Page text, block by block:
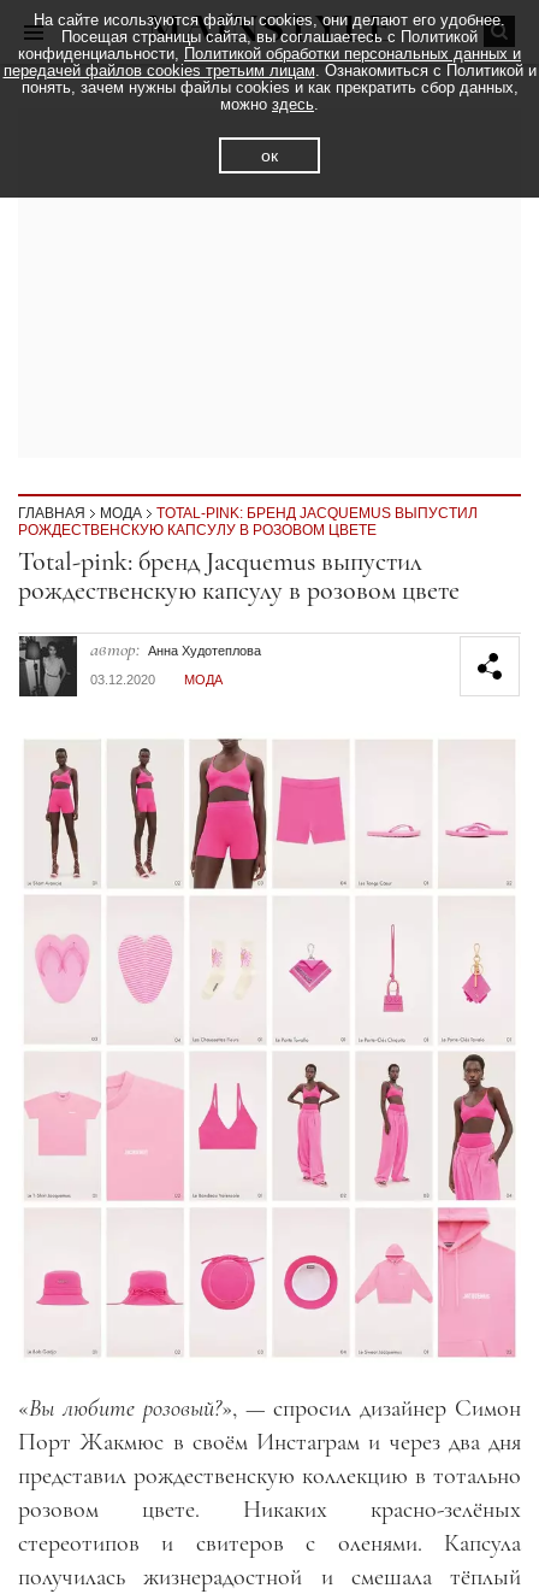
ГЛАВНАЯ МОДА
TOTAL-PINK: БРЕНД JACQUEMUS ВЫПУСТИЛ
РОЖДЕСТВЕНСКУЮ КАПСУЛУ В РОЗОВОМ ЦВЕТЕ
Секция статей
Total-pink: бренд Jacquemus выпустил
рождественскую капсулу в розовом цвете
автор: Анна Худотеплова
03.12.2020
МОДА
«Вы любите розовый?», — спросил дизайнер Симон
Порт Жакмюс в своём Инстаграм и через два дня
представил рождественскую коллекцию в тотально
розовом цвете. Никаких красно-зелёных
стереотипов и свитеров с оленями. Капсула
получилась жизнерадостной и смешала тёплый
На сайте исользуются файлы cookies, они делают его удобнее.
Посещая страницы сайта, вы соглашаетесь с Политикой
конфиденциальности, Политикой обработки персональных данных и
передачей файлов cookies третьим лицам. Ознакомиться с Политикой и
понять, зачем нужны файлы cookies и как прекратить сбор данных,
можно здесь.
ок